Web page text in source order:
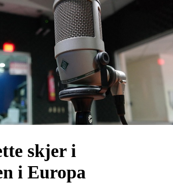
skjer i
i Europa